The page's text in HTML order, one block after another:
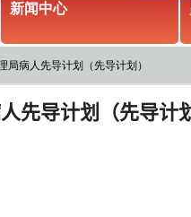
新闻中心
局病人先导计划（先导计划）